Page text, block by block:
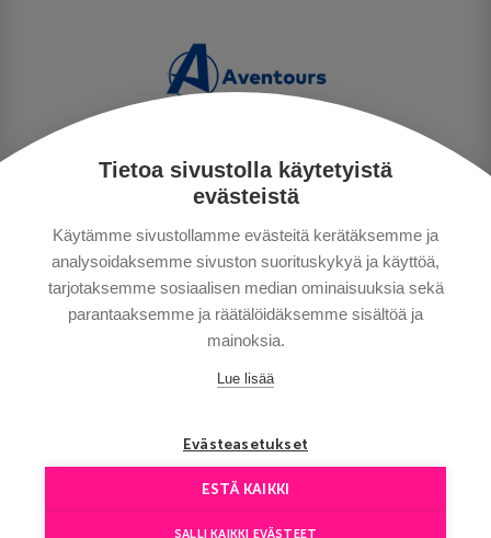
Tietoa sivustolla käytetyistä
evästeistä
Käytämme sivustollamme evästeitä kerätäksemme ja
analysoidaksemme sivuston suorituskykyä ja käyttöä,
tarjotaksemme sosiaalisen median ominaisuuksia sekä
parantaaksemme ja räätälöidäksemme sisältöä ja
mainoksia.
Lue lisää
Evästeasetukset
ESTÄ KAIKKI
SALLI KAIKKI EVÄSTEET
TIETOSUOJA
MAKSUTAVAT
MATKAEHDOT
HYVÄ TIETÄÄ
YHTEYSTIEDOT
Сopyright © Aventours 2026